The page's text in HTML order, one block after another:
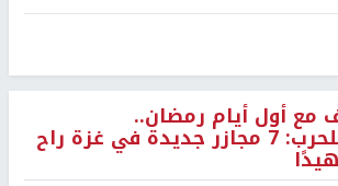
مع أول أيام رمضان..
في اليوم 157للحرب: 7 مجازر جديدة في غزة راح